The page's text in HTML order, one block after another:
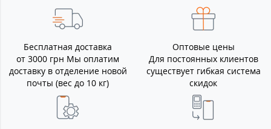
Бесплатная доставка
от 3000 грн Мы оплатим
доставку в отделение новой
почты (вес до 10 кг)
Оптовые цены
Для постоянных клиентов
существует гибкая система
скидок